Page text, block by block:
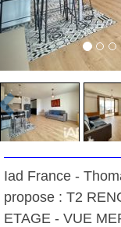
Iad France -
propose : T2
ETAGE - VUE